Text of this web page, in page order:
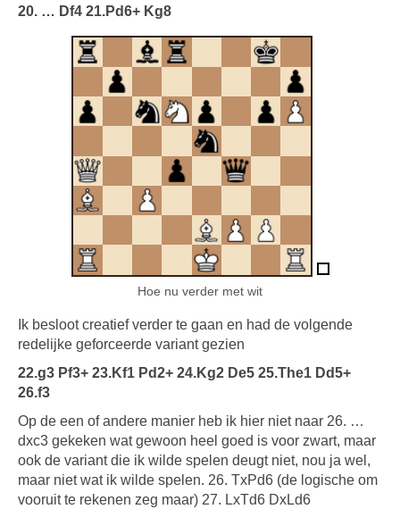
20. … Df4 21.Pd6+ Kg8
Hoe nu verder met wit
Ik besloot creatief verder te gaan en had de volgende
redelijke geforceerde variant gezien
22.g3 Pf3+ 23.Kf1 Pd2+ 24.Kg2 De5 25.The1 Dd5+
26.f3
Op de een of andere manier heb ik hier niet naar 26. …
dxc3 gekeken wat gewoon heel goed is voor zwart, maar
ook de variant die ik wilde spelen deugt niet, nou ja wel,
maar niet wat ik wilde spelen. 26. TxPd6 (de logische om
vooruit te rekenen zeg maar) 27. LxTd6 DxLd6